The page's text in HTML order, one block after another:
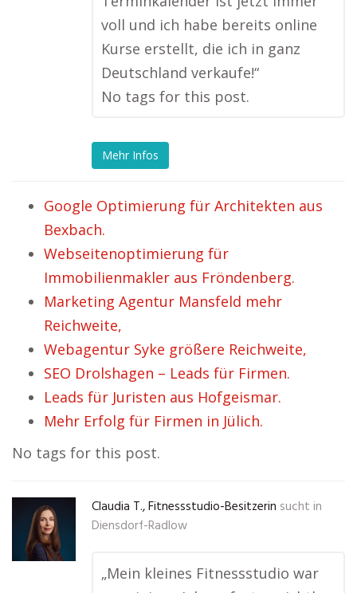
voll und ich habe bereits online
Kurse erstellt, die ich in ganz
Deutschland verkaufe!“
No tags for this post.
Mehr Infos
Google Optimierung für Architekten aus
Bexbach.
Webseitenoptimierung für
Immobilienmakler aus Fröndenberg.
Marketing Agentur Mansfeld mehr
Reichweite,
Webagentur Syke größere Reichweite,
SEO Drolshagen – Leads für Firmen.
Leads für Juristen aus Hofgeismar.
Mehr Erfolg für Firmen in Jülich.
No tags for this post.
Claudia T., Fitnessstudio-Besitzerin sucht in
Diensdorf-Radlow
„Mein kleines Fitnessstudio war